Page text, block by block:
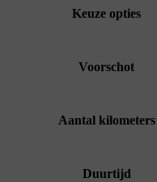
Keuze opties
Voorschot
Aantal kilometers
Duurtijd